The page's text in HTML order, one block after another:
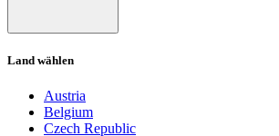
Land wählen
Austria
Belgium
Czech Republic